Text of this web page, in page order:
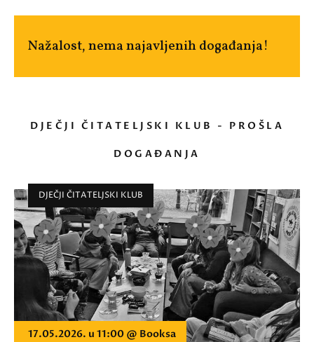
Nažalost, nema najavljenih događanja!
DJEČJI ČITATELJSKI KLUB - PROŠLA
DOGAĐANJA
DJEČJI ČITATELJSKI KLUB
17.05.2026. u 11:00 @ Booksa